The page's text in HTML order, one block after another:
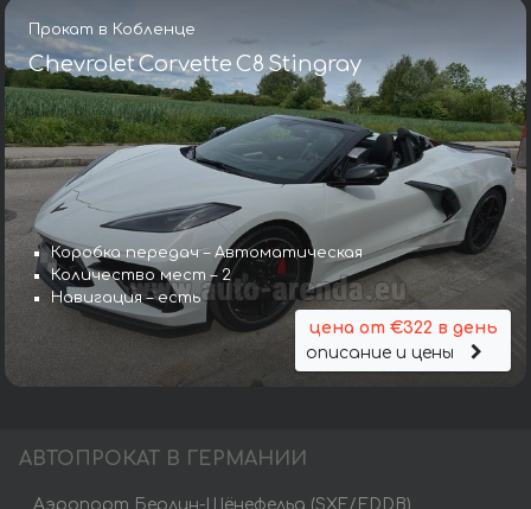
Прокат в Кобленце
Chevrolet Corvette C8 Stingray
Коробка передач – Автоматическая
Количество мест – 2
Навигация – есть
цена от €322 в день
описание и цены
АВТОПРОКАТ В ГЕРМАНИИ
Аэропорт Берлин-Шёнефельд (SXF/EDDB)